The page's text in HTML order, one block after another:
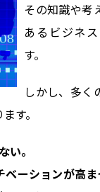
その知識や考
あるビジネ
す。
しかし、多く
す。
い。
ーションが高